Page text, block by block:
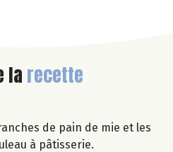
larecette
de pain de mie et les
à pâtisserie.